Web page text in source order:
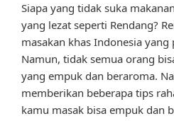
Siapa yang tidak suka
yang lezat seperti Rendang?
masakan khas Indonesia
Namun, tidak semua orang
yang empuk dan beraroma.
memberikan beberapa tips
kamu masak bisa empuk dan